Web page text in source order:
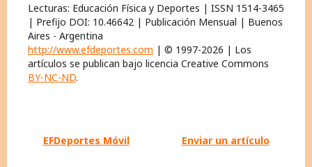
Lecturas: Educación Física y Deportes | ISSN 1514-3465
| Prefijo DOI: 10.46642 | Publicación Mensual | Buenos
Aires - Argentina
http://www.efdeportes.com | © 1997-2026 | Los
artículos se publican bajo licencia Creative Commons
BY-NC-ND.
EFDeportes Móvil Enviar un artículo